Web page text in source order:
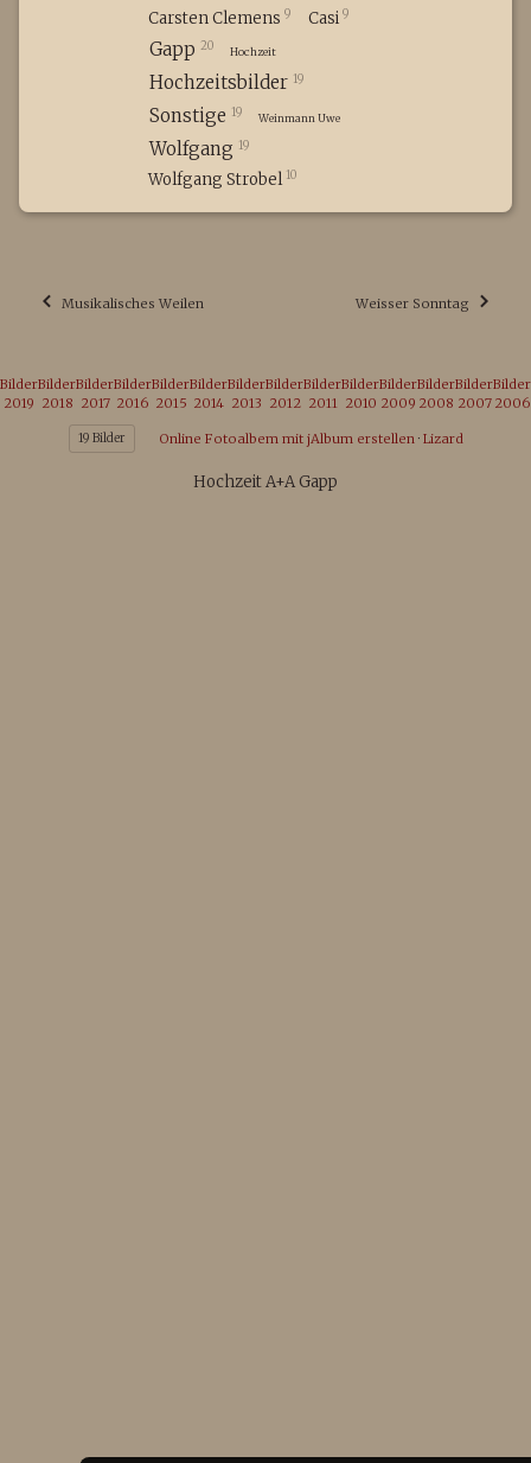
Carsten Clemens 9 Casi 9
Gapp 20 Hochzeit
Hochzeitsbilder 19
Sonstige 19 Weinmann Uwe
Wolfgang 19
Wolfgang Strobel 10
Musikalisches Weilen Weisser Sonntag
Bilder
2019
Bilder
2018
Bilder
2017
Bilder
2016
Bilder
2015
Bilder
2014
Bilder
2013
Bilder
2012
Bilder
2011
Bilder
2010
Bilder
2009
Bilder
2008
Bilder
2007
Bilder
2006
19 Bilder Online Fotoalbem mit jAlbum erstellen· Lizard
Hochzeit A+A Gapp